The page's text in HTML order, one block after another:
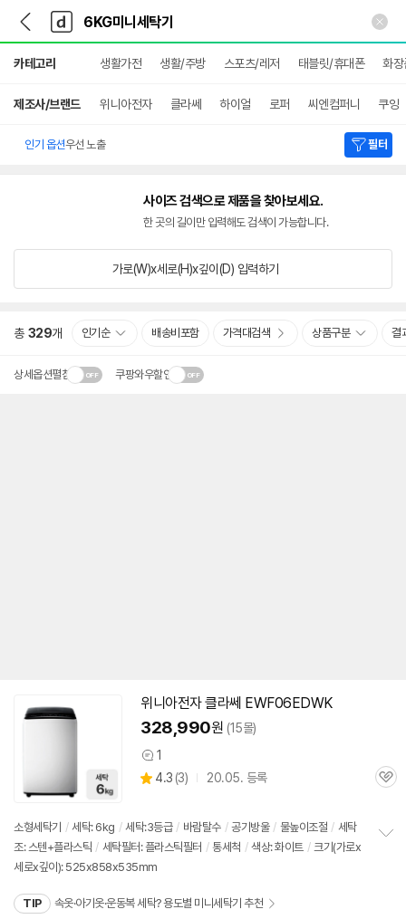
다
나
와
가
기
다
와
메
인
카테고리 생활가전 생활/주방 스포츠/레저 태블릿/휴대폰 화장
제조사/브랜드 위니아전자 클라쎄 하이얼 로퍼 씨엔컴퍼니 쿠잉
인기 옵션우선 노출 필터
사이즈 검색으로 제품을 찾아보세요.
한 곳의 길이만 입력해도 검색이 가능합니다.
가로(W)x세로(H)x깊이(D) 입력하기
총 329개 인기순 배송비포함 가격대검색 상품구분 결
상세옵션펼침 쿠팡와우할인
위니아전자 클라쎄 EWF06EDWK
328,990원 (15몰)
상
품
1
별
4.3 (상
3) 20.05. 등록
관
소형세탁기 / 세탁: 6kg / 세탁:3등급 / 바람탈수 / 공기방울 / 물높이조절 / 세탁
조: 스텐+플라스틱 / 세탁필터: 플라스틱필터 / 통세척 / 색상: 화이트 / 크기(가로x
세로x깊이): 525x858x535mm
TIP 속옷·아기옷·운동복 세탁? 용도별 미니세탁기 추천